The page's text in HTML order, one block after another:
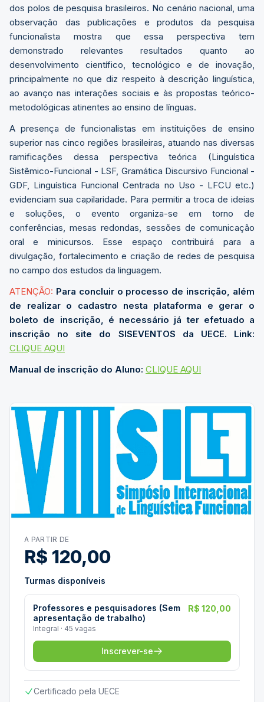
dos polos de pesquisa brasileiros. No cenário nacional, uma
observação das publicações e produtos da pesquisa
funcionalista mostra que essa perspectiva tem
demonstrado relevantes resultados quanto ao
desenvolvimento científico, tecnológico e de inovação,
principalmente no que diz respeito à descrição linguística,
ao avanço nas interações sociais e às propostas teórico-
metodológicas atinentes ao ensino de línguas.
A presença de funcionalistas em instituições de ensino
superior nas cinco regiões brasileiras, atuando nas diversas
ramificações dessa perspectiva teórica (Linguística
Sistêmico-Funcional - LSF, Gramática Discursivo Funcional -
GDF, Linguística Funcional Centrada no Uso - LFCU etc.)
evidenciam sua capilaridade. Para permitir a troca de ideias
e soluções, o evento organiza-se em torno de
conferências, mesas redondas, sessões de comunicação
oral e minicursos. Esse espaço contribuirá para a
divulgação, fortalecimento e criação de redes de pesquisa
no campo dos estudos da linguagem.
ATENÇÃO: Para concluir o processo de inscrição, além
de realizar o cadastro nesta plataforma e gerar o
boleto de inscrição, é necessário já ter efetuado a
inscrição no site do SISEVENTOS da UECE. Link:
CLIQUE AQUI
Manual de inscrição do Aluno: CLIQUE AQUI
A PARTIR DE
R$ 120,00
Turmas disponíveis
Professores e pesquisadores (Sem
apresentação de trabalho)
Integral · 45 vagas
R$ 120,00
Inscrever-se
Certificado pela UECE